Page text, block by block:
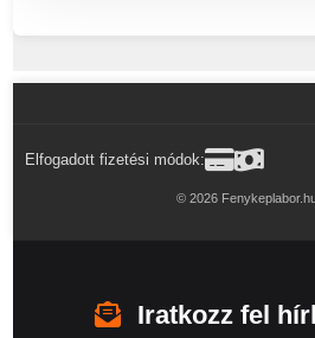
Elfogadott fizetési módok:
© 2026
Iratkozz fel